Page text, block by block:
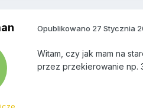
Opublikowano 27 Stycznia
Witam, czy jak mam na
przez przekierowanie np.